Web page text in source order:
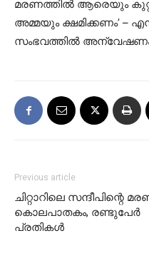
മരണത്തില്‍ ആരെയും
അമ്മയും ക്ഷമിക്കണം’ –
സംഭവത്തില്‍
Previous article
ചിറ്റാറിലെ സന്ദീപിന്റെ
കൊലപാതകം, രണ്ടുപേർ
പ്രതികള്‍